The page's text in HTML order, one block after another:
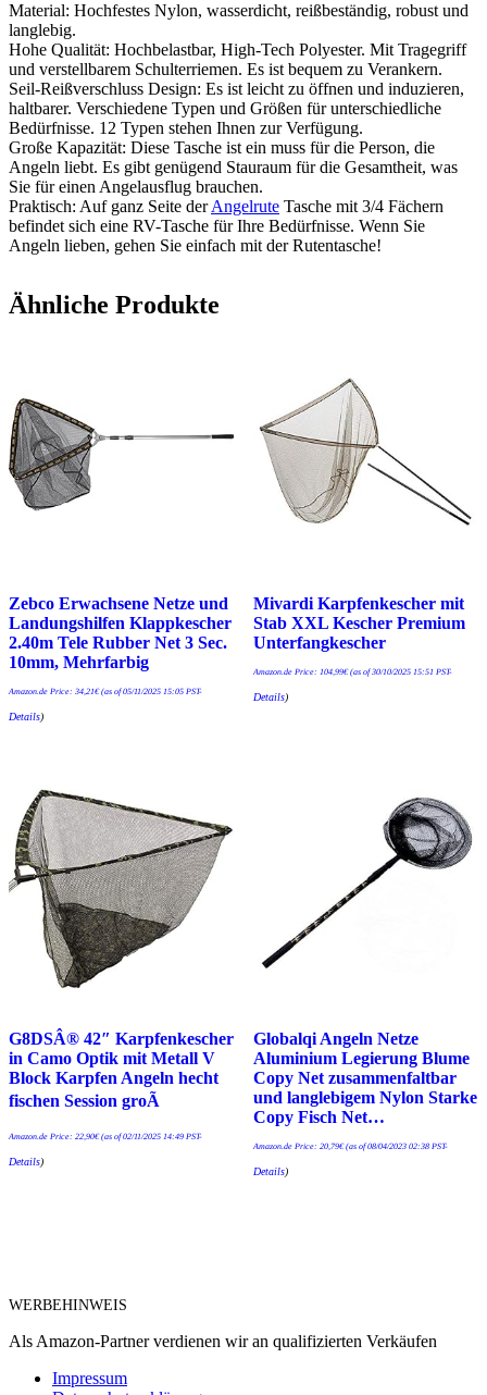
Material: Hochfestes Nylon, wasserdicht, reißbeständig, robust und
langlebig.
Hohe Qualität: Hochbelastbar, High-Tech Polyester. Mit Tragegriff
und verstellbarem Schulterriemen. Es ist bequem zu Verankern.
Seil-Reißverschluss Design: Es ist leicht zu öffnen und induzieren,
haltbarer. Verschiedene Typen und Größen für unterschiedliche
Bedürfnisse. 12 Typen stehen Ihnen zur Verfügung.
Große Kapazität: Diese Tasche ist ein muss für die Person, die
Angeln liebt. Es gibt genügend Stauraum für die Gesamtheit, was
Sie für einen Angelausflug brauchen.
Praktisch: Auf ganz Seite derAngelrute Tasche mit 3/4 Fächern
befindet sich eine RV-Tasche für Ihre Bedürfnisse. Wenn Sie
Angeln lieben, gehen Sie einfach mit der Rutentasche!
Ähnliche Produkte
Zebco Erwachsene Netze und
Landungshilfen Klappkescher
2.40m Tele Rubber Net 3 Sec.
10mm, Mehrfarbig
Amazon.de Price: 34,21€(as of 05/11/2025 15:05 PST-
Details)
Mivardi Karpfenkescher mit
Stab XXL Kescher Premium
Unterfangkescher
Amazon.de Price: 104,99€(as of 30/10/2025 15:51 PST-
Details)
G8DSÂ® 42″ Karpfenkescher
in Camo Optik mit Metall V
Block Karpfen Angeln hecht
fischen Session groÃ
Amazon.de Price: 22,90€(as of 02/11/2025 14:49 PST-
Details)
Globalqi Angeln Netze
Aluminium Legierung Blume
Copy Net zusammenfaltbar
und langlebigem Nylon Starke
Copy Fisch Net…
Amazon.de Price: 20,79€(as of 08/04/2023 02:38 PST-
Details)
WERBEHINWEIS
Als Amazon-Partner verdienen wir an qualifizierten Verkäufen
Impressum